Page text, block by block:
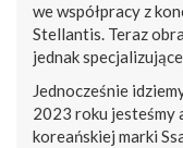
we współpracy z
Stellantis. Teraz
jednak
Jednocześnie
2023 roku jesteśmy
koreańskiej marki